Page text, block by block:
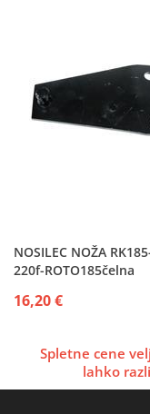
NOSILEC NOŽA
220f-ROTO185čelna
16,20 €
Spletne cene
lahko